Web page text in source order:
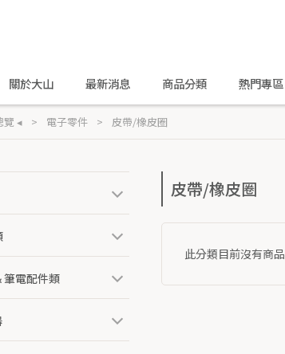
關於大山 最新消息 商品分類 熱門專區
覽 ◂ 電子零件 皮帶/橡皮圈
筆電配件類
皮帶/橡皮圈
此分類目前沒有商品